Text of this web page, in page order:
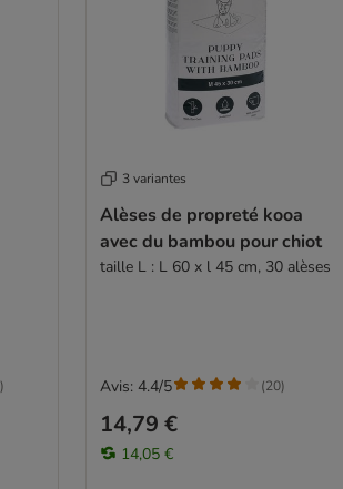
)
3 variantes
Alèses de propreté kooa
avec du bambou pour chiot
taille L : L 60 x l 45 cm, 30 alèses
14,79 €
14,05 €
Avis: 4.4/5 (20)